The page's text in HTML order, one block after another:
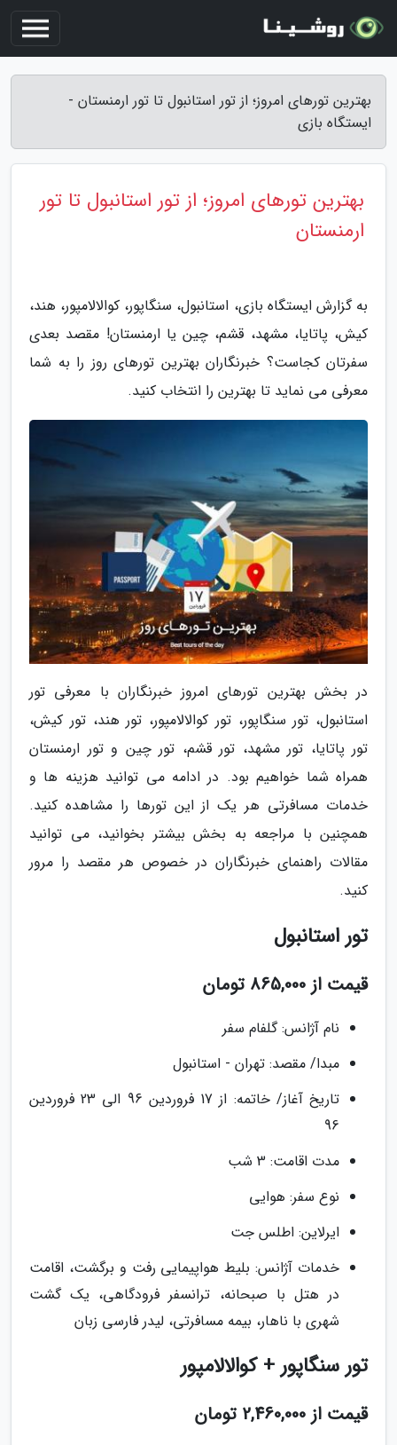
بهترین تورهای امروز؛ از تور استانبول تا تور ارمنستان -
ایستگاه بازی
بهترین تورهای امروز؛ از تور استانبول تا تور
ارمنستان
به گزارش ایستگاه بازی، استانبول، سنگاپور، کوالالامپور، هند،
کیش، پاتایا، مشهد، قشم، چین یا ارمنستان! مقصد بعدی
سفرتان کجاست؟ خبرنگاران بهترین تورهای روز را به شما
معرفی می نماید تا بهترین را انتخاب کنید.
در بخش بهترین تورهای امروز خبرنگاران با معرفی تور
استانبول، تور سنگاپور، تور کوالالامپور، تور هند، تور کیش،
تور پاتایا، تور مشهد، تور قشم، تور چین و تور ارمنستان
همراه شما خواهیم بود. در ادامه می توانید هزینه ها و
خدمات مسافرتی هر یک از این تورها را مشاهده کنید.
همچنین با مراجعه به بخش بیشتر بخوانید، می توانید
مقالات راهنمای خبرنگاران در خصوص هر مقصد را مرور
کنید.
تور استانبول
قیمت از 865,000 تومان
نام آژانس: گلفام سفر
مبدا/ مقصد: تهران - استانبول
تاریخ آغاز/ خاتمه: از 17 فروردین 96 الی 23 فروردین
96
مدت اقامت: 3 شب
نوع سفر: هوایی
ایرلاین: اطلس جت
خدمات آژانس: بلیط هواپیمایی رفت و برگشت، اقامت
در هتل با صبحانه، ترانسفر فرودگاهی، یک گشت
شهری با ناهار، بیمه مسافرتی، لیدر فارسی زبان
تور سنگاپور + کوالالامپور
قیمت از 2,460,000 تومان